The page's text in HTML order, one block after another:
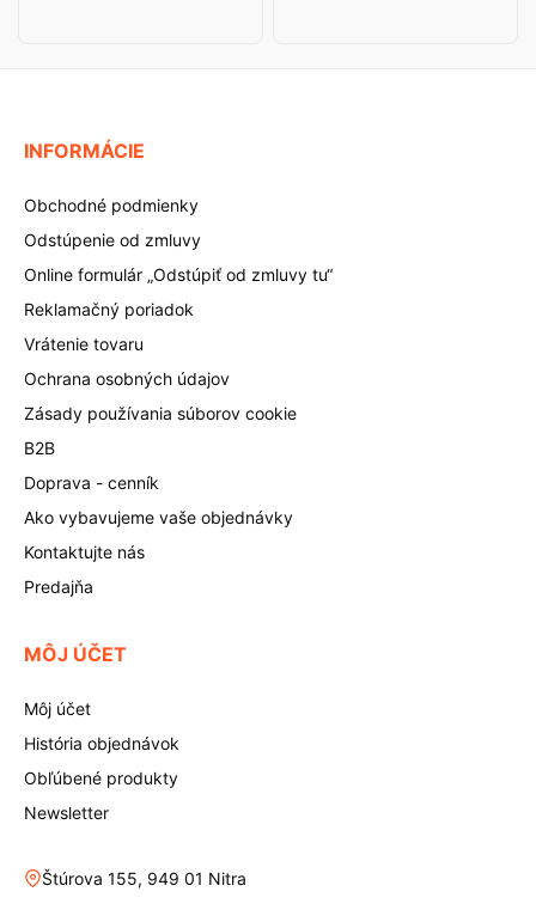
INFORMÁCIE
Obchodné podmienky
Odstúpenie od zmluvy
Online formulár „Odstúpiť od zmluvy tu“
Reklamačný poriadok
Vrátenie tovaru
Ochrana osobných údajov
Zásady používania súborov cookie
B2B
Doprava - cenník
Ako vybavujeme vaše objednávky
Kontaktujte nás
Predajňa
MÔJ ÚČET
Môj účet
História objednávok
Obľúbené produkty
Newsletter
Štúrova 155, 949 01 Nitra